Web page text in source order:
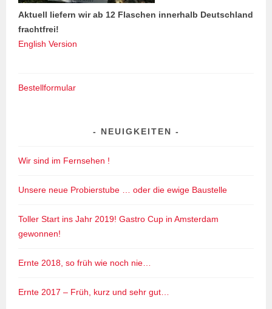
Aktuell liefern wir ab 12 Flaschen innerhalb Deutschland
frachtfrei!
English Version
Bestellformular
NEUIGKEITEN
Wir sind im Fernsehen !
Unsere neue Probierstube … oder die ewige Baustelle
Toller Start ins Jahr 2019! Gastro Cup in Amsterdam
gewonnen!
Ernte 2018, so früh wie noch nie…
Ernte 2017 – Früh, kurz und sehr gut…